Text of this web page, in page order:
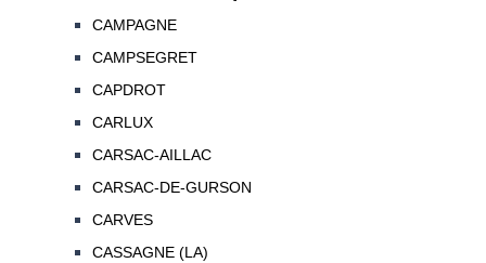
CAMPAGNE
CAMPSEGRET
CAPDROT
CARLUX
CARSAC-AILLAC
CARSAC-DE-GURSON
CARVES
CASSAGNE (LA)